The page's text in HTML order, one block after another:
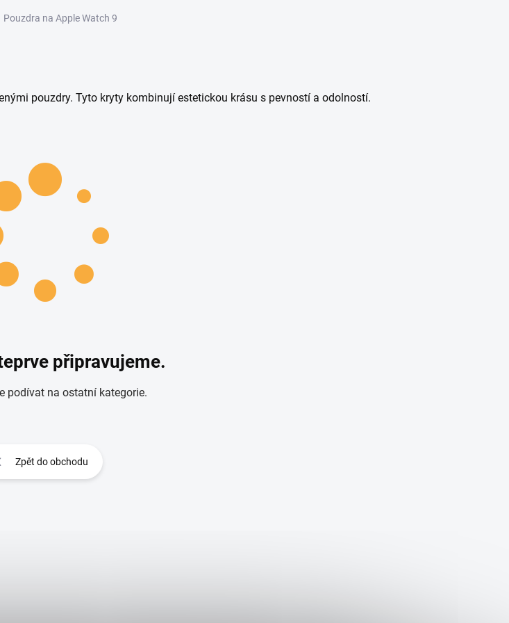
Pouzdra na Apple Watch 9
pouzdry. Tyto kryty kombinují estetickou krásu s pevností a odolností.
připravujeme.
podívat na ostatní kategorie.
Zpět do obchodu